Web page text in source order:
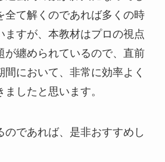
全て解くのであれば多くの時
すが、 本教材はプロの視点
が纏められているので、直前
において、非常に効率よく
したと思います。
のであれば、是非おすすめし